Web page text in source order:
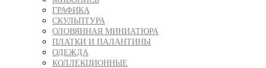
ГРАФИКА
СКУЛЬПТУРА
ОЛОВЯННАЯ МИНИАТЮРА
ПЛАТКИ И ПАЛАНТИНЫ
ОДЕЖДА
КОЛЛЕКЦИОННЫЕ